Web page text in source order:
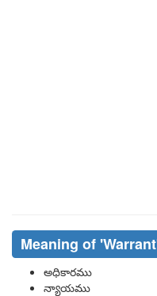
Meaning of
అధికారము
న్యాయము